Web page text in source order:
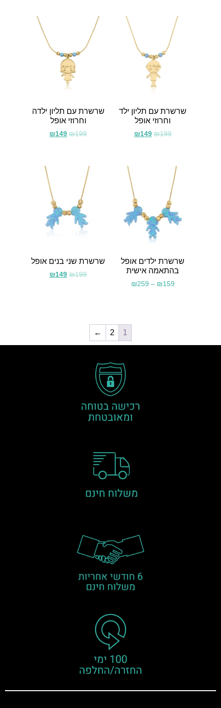
שרשרת עם תליון ילד
וחרוזי אופל
₪199
₪149
שרשרת עם תליון ילדה
וחרוזי אופל
₪199
₪149
שרשרת ילדים אופל
בהתאמה אישית
₪159
–
₪259
שרשרת שני בנים אופל
₪199
₪149
1
2
←